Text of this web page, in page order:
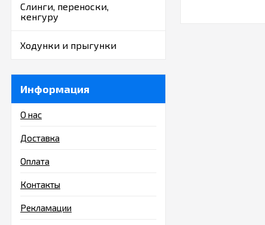
Слинги, переноски,
кенгуру
Ходунки и прыгунки
Информация
О нас
Доставка
Оплата
Контакты
Рекламации